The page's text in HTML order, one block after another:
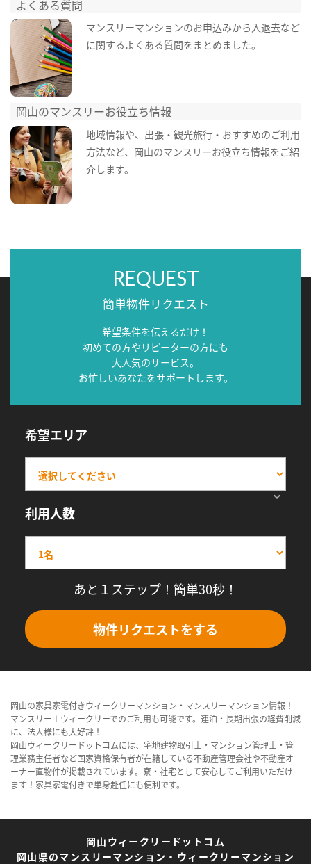
よくある質問
マンスリーマンションのお申込みから入退去など
に関するよくある質問をまとめました。
岡山のマンスリーお役立ち情報
地域情報や、出張・観光旅行・おすすめのご利用
方法など、岡山のマンスリーお役立ち情報をご紹
介します。
REQUEST
簡単物件リクエスト
希望条件を伝えるだけ！
初めての方やリピーターの方にも
大人気のサービス。
お忙しいあなたをサポートします。
希望エリア
利用人数
あと１ステップ！簡単30秒！
物件リクエストをする
岡山の家具家電付きウィークリーマンション・マンスリーマンション情報！
マンスリー＋ウィークリーでのご利用も可能です。連泊・長期出張の経費削減
に、法人様にも大好評！
岡山ウィークリードットコムには、宅地建物取引士・マンション管理士・管
理業務主任者など国家資格保有者が在籍している不動産管理会社や不動産オ
ーナー直物件が掲載されています。寮・社宅として安心してご利用いただけ
ます！家具家電付きで単身赴任にも便利です。
岡山ウィークリードットコム
岡山県のマンスリーマンション・ウィークリーマンション